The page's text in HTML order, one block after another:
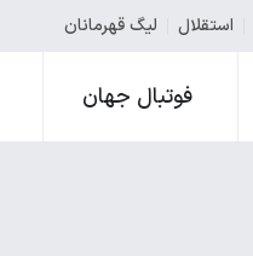
استقلال لیگ قهرمانان
فوتبال جهان